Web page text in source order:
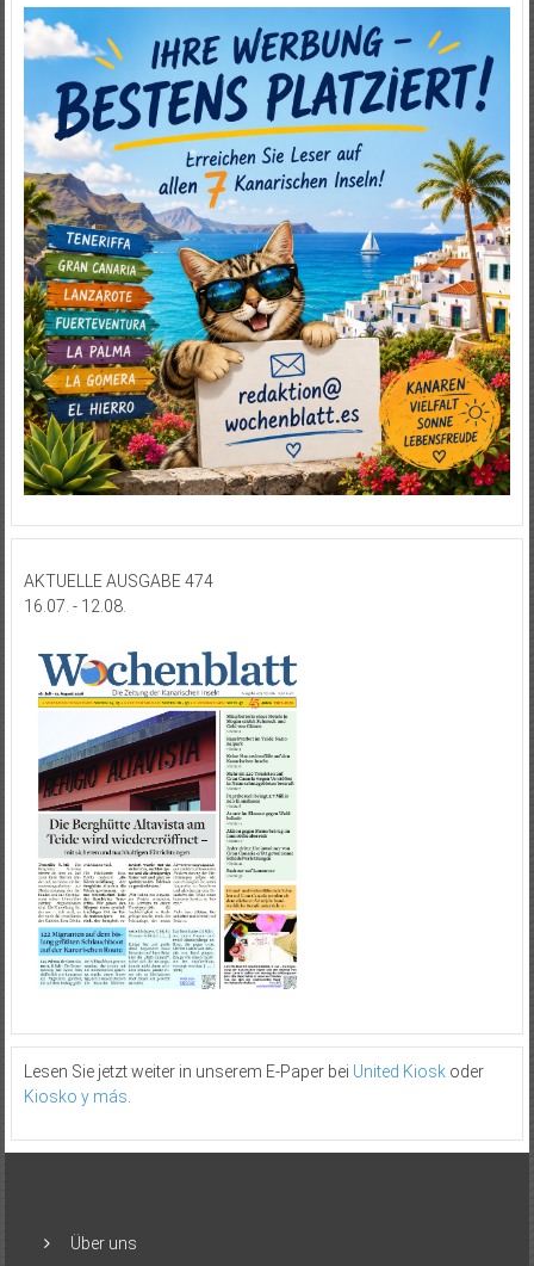
AKTUELLE AUSGABE 474
16.07. - 12.08.
Lesen Sie jetzt weiter in unserem E-Paper bei United Kioskoder
Kiosko y más.
Über uns